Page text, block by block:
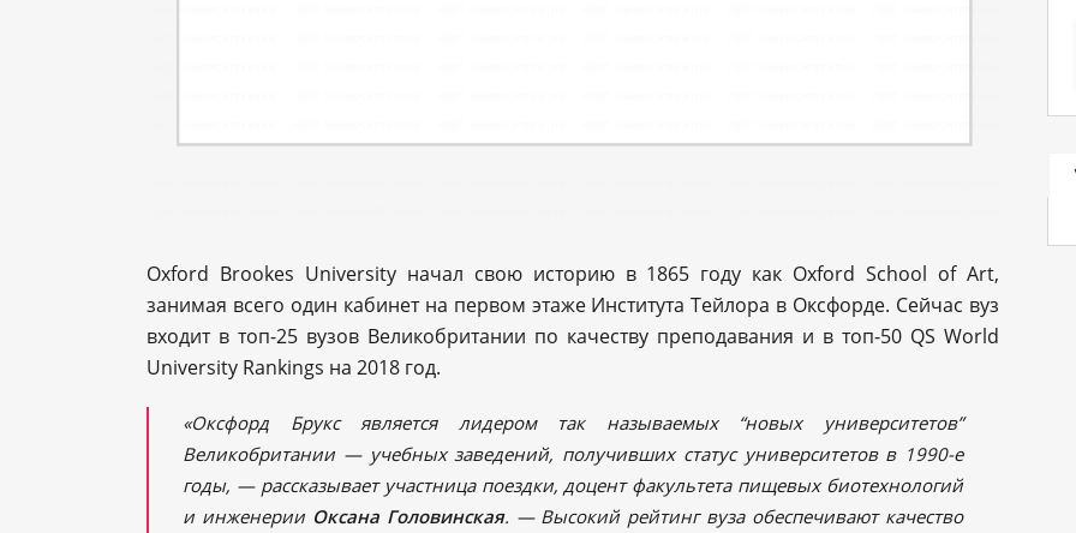
Oxford Brookes University начал свою историю в 1865 году как Oxford School of Art,
занимая всего один кабинет на первом этаже Института Тейлора в Оксфорде. Сейчас вуз
входит в топ-25 вузов Великобритании по качеству преподавания и в топ-50 QS World
University Rankings на 2018 год.
«Оксфорд Брукс является лидером так называемых “новых университетов”
Великобритании — учебных заведений, получивших статус университетов в 1990-е
годы, — рассказывает участница поездки, доцент факультета пищевых биотехнологий
и инженерии Оксана Головинская. — Высокий рейтинг вуза обеспечивают качество